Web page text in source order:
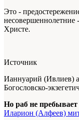
Это -
несовершеннолетние
Христе.
Источник
Ианнуарий (Ивлиев)
Богословско-
Но раб не
Иларион (Алфеев)